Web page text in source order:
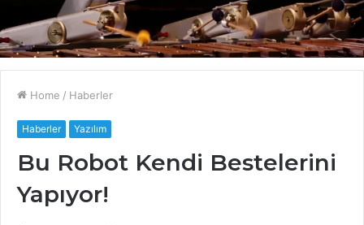
Home / Haberler
Haberler Yazılım
Bu Robot Kendi Bestelerini
Yapıyor!